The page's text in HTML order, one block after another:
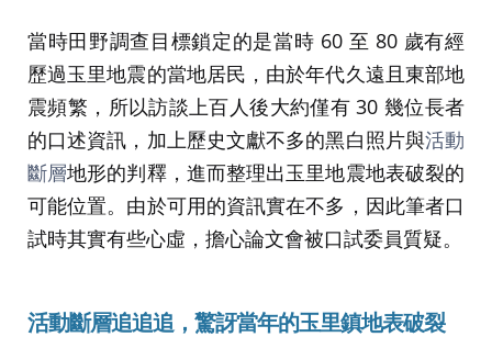
當時田野調查目標鎖定的是當時 60 至 80 歲有經
歷過玉里地震的當地居民，由於年代久遠且東部地
震頻繁，所以訪談上百人後大約僅有 30 幾位長者
的口述資訊，加上歷史文獻不多的黑白照片與活動
斷層地形的判釋，進而整理出玉里地震地表破裂的
可能位置。由於可用的資訊實在不多，因此筆者口
試時其實有些心虛，擔心論文會被口試委員質疑。
活動斷層追追追，驚訝當年的玉里鎮地表破裂